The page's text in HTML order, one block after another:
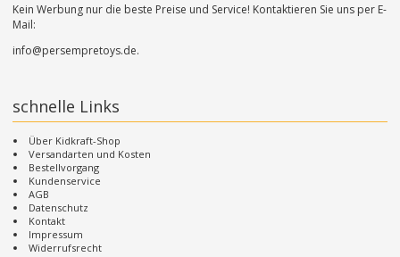
Kein Werbung nur die beste Preise und Service! Kontaktieren Sie uns per E-
Mail:
info@persempretoys.de.
schnelle Links
Über Kidkraft-Shop
Versandarten und Kosten
Bestellvorgang
Kundenservice
AGB
Datenschutz
Kontakt
Impressum
Widerrufsrecht